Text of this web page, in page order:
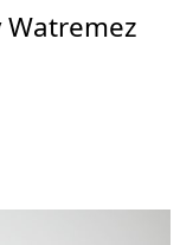
Watremez